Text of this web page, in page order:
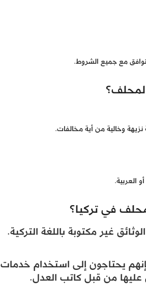
مع جميع الشروط.
وخالية من أية مخالفات.
العربية.
في تركيا؟
غير مكتوبة باللغة التركية.
يحتاجون إلى استخدام خدمات
من قبل كاتب العدل.